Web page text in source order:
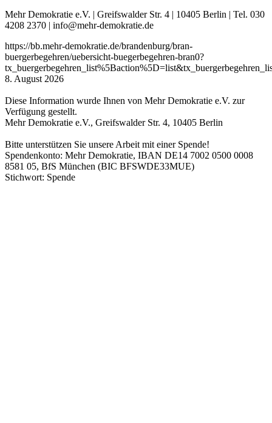
Mehr Demokratie e.V. | Greifswalder Str. 4 | 10405 Berlin | Tel. 030
4208 2370 | info@mehr-demokratie.de
https://bb.mehr-demokratie.de/brandenburg/bran-
buergerbegehren/uebersicht-buegerbegehren-bran0?
8. August 2026
Diese Information wurde Ihnen von Mehr Demokratie e.V. zur
Verfügung gestellt.
Mehr Demokratie e.V., Greifswalder Str. 4, 10405 Berlin
Bitte unterstützen Sie unsere Arbeit mit einer Spende!
Spendenkonto: Mehr Demokratie, IBAN DE14 7002 0500 0008
8581 05, BfS München (BIC BFSWDE33MUE)
Stichwort: Spende